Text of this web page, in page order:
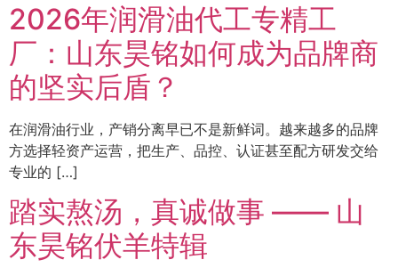
2026年润滑油代工专精工
厂：山东昊铭如何成为品牌商
的坚实后盾？
在润滑油行业，产销分离早已不是新鲜词。越来越多的品牌
方选择轻资产运营，把生产、品控、认证甚至配方研发交给
专业的 […]
踏实熬汤，真诚做事 —— 山
东昊铭伏羊特辑